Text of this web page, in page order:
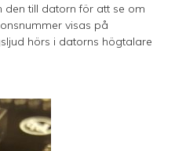
den till datorn för att se om
visas på
hörs i datorns högtalare